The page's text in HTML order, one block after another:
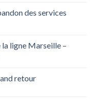
des services
ligne Marseille –
retour